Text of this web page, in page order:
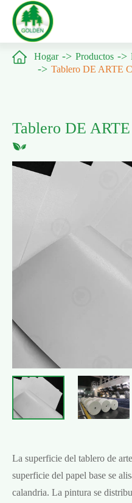
 Hogar Productos
Tablero DE ARTE
Tablero DE
La superficie del tablero de
superficie del papel base se
calandria. La pintura se